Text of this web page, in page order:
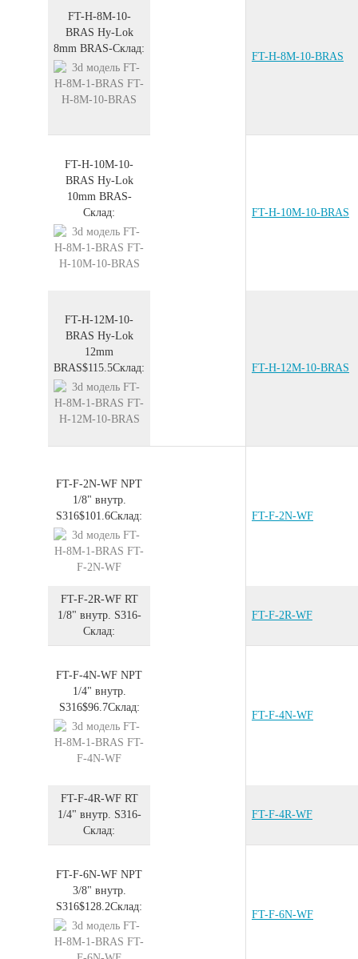
FT-H-8M-10-
BRAS Hy-Lok
8mm BRAS-Склад:
FT-H-8M-10-BRAS
FT-H-10M-10-
BRAS Hy-Lok
10mmBRAS-
Склад:
FT-H-10M-10-BRAS
FT-H-12M-10-
BRAS Hy-Lok
12mm
BRAS$115.5Склад: FT-H-12M-10-BRAS
FT-F-2N-WF NPT
1/8" внутр.
S316$101.6Склад: FT-F-2N-WF
FT-F-2R-WFRT
1/8" внутр. S316-
Склад:
FT-F-2R-WF
FT-F-4N-WF NPT
1/4" внутр.
S316$96.7Склад:
FT-F-4N-WF
FT-F-4R-WFRT
1/4" внутр. S316-
Склад:
FT-F-4R-WF
FT-F-6N-WF NPT
3/8" внутр.
S316$128.2Склад:
FT-F-6N-WF